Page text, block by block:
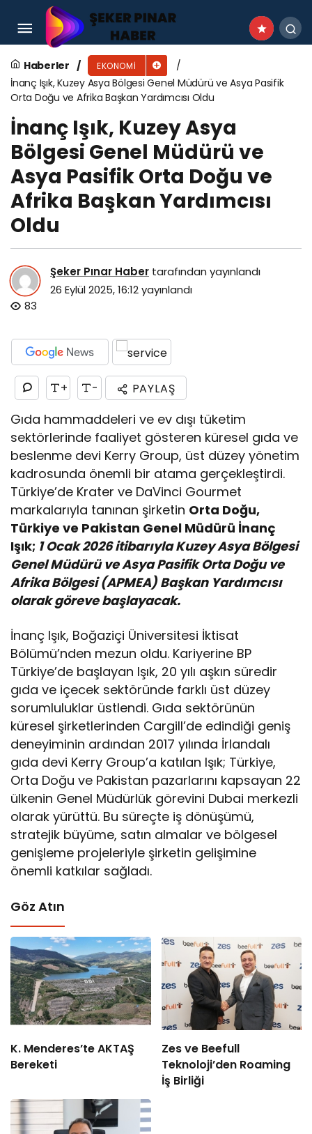
Haberler EKONOMI
İnanç Işık, Kuzey Asya Bölgesi Genel Müdürü ve Asya Pasifik
Orta Doğu ve Afrika Başkan Yardımcısı Oldu
İnanç Işık, Kuzey Asya
Bölgesi Genel Müdürü ve
Asya Pasifik Orta Doğu ve
Afrika Başkan Yardımcısı
Oldu
Şeker Pınar Haber tarafından yayınlandı
26 Eylül 2025, 16:12yayınlandı
83
+ - PAYLAŞ
Gıda hammaddeleri ve ev dışı tüketim
sektörlerinde faaliyet gösteren küresel gıda ve
beslenme devi Kerry Group, üst düzey yönetim
kadrosunda önemli bir atama gerçekleştirdi.
Türkiye’de Krater ve DaVinci Gourmet
markalarıyla tanınan şirketin Orta Doğu,
Türkiye ve Pakistan Genel Müdürü İnanç
Işık; 1 Ocak 2026 itibarıyla Kuzey Asya Bölgesi
Genel Müdürü ve Asya Pasifik Orta Doğu ve
Afrika Bölgesi (APMEA) Başkan Yardımcısı
olarak göreve başlayacak.
İnanç Işık, Boğaziçi Üniversitesi İktisat
Bölümü’nden mezun oldu. Kariyerine BP
Türkiye’de başlayan Işık, 20 yılı aşkın süredir
gıda ve içecek sektöründe farklı üst düzey
sorumluluklar üstlendi. Gıda sektörünün
küresel şirketlerinden Cargill’de edindiği geniş
deneyiminin ardından 2017 yılında İrlandalı
gıda devi Kerry Group’a katılan Işık; Türkiye,
Orta Doğu ve Pakistan pazarlarını kapsayan 22
ülkenin Genel Müdürlük görevini Dubai merkezli
olarak yürüttü. Bu süreçte iş dönüşümü,
stratejik büyüme, satın almalar ve bölgesel
genişleme projeleriyle şirketin gelişimine
önemli katkılar sağladı.
Göz Atın
K. Menderes’te AKTAŞ
Bereketi
Zes ve Beefull
Teknoloji’den Roaming
İş Birliği
İstanbul Turizm Fuarı görkemli bir şekilde
kapılarını açtı